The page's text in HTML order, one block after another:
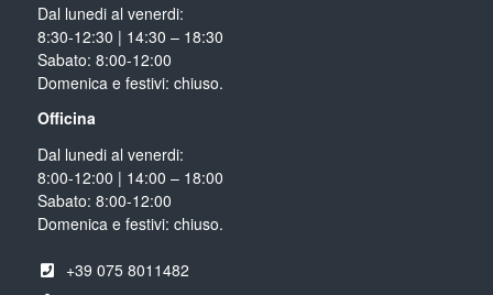
Dal lunedi al venerdi:
8:30-12:30 | 14:30 – 18:30
Sabato: 8:00-12:00
Domenica e festivi: chiuso.
Officina
Dal lunedi al venerdi:
8:00-12:00 | 14:00 – 18:00
Sabato: 8:00-12:00
Domenica e festivi: chiuso.
+39 075 8011482